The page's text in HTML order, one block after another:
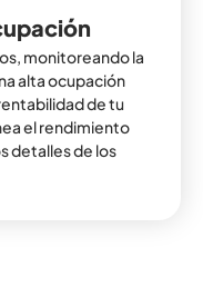
monitoreando la
alta ocupación
de tu
el rendimiento
detalles de los